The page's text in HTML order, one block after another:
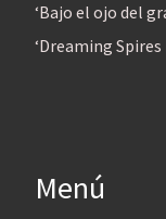
‘Bajo el ojo del
‘Dreaming
Menú